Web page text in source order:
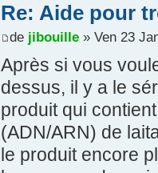
Re: Aide pour
de jibouille» Ven 23
Après si vous
dessus, il y a le
produit qui
(ADN/ARN) de
le produit encore